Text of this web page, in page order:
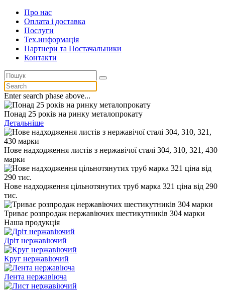
Про нас
Оплата і доставка
Послуги
Тех.информацiя
Партнери та Постачальники
Контакти
Enter search phase above...
Понад 25 років на ринку металопрокату
Детальніше
Нове надходження листів з нержавічої сталі 304, 310, 321, 430
марки
Нове надходження цільнотянутих труб марка 321 ціна від 290
тис.
Триває розпродаж нержавіючих шестикутників 304 марки
Наша продукція
Дріт нержавіючий
Круг нержавіючий
Лента нержавіюча